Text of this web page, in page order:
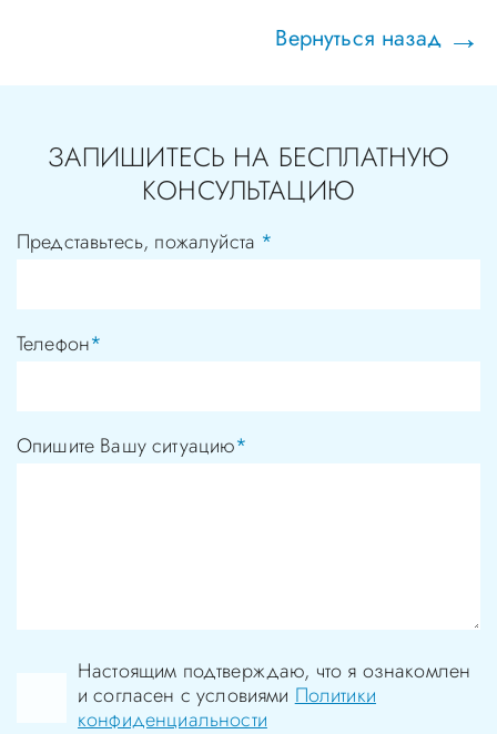
Вернуться назад
ЗАПИШИТЕСЬ НА БЕСПЛАТНУЮ
КОНСУЛЬТАЦИЮ
Представьтесь, пожалуйста *
Телефон*
Опишите Вашу ситуацию*
Настоящим подтверждаю, что я ознакомлен
и согласен с условиямиПолитики
конфиденциальности